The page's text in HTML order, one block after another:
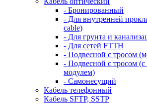
- Бронированный
- Для внутренней
cable)
- Для грунта и
- Для сетей FTTH
- Подвесной с тросом
- Подвесной с тросом
модулем)
- Самонесущий
Кабель телефонный
Кабель SFTP, SSTP